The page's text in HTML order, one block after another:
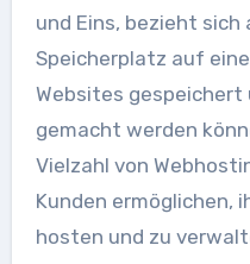
und Eins, bezieht
Speicherplatz auf
Websites gespeichert
gemacht werden
Vielzahl von
Kunden ermöglichen,
hosten und zu